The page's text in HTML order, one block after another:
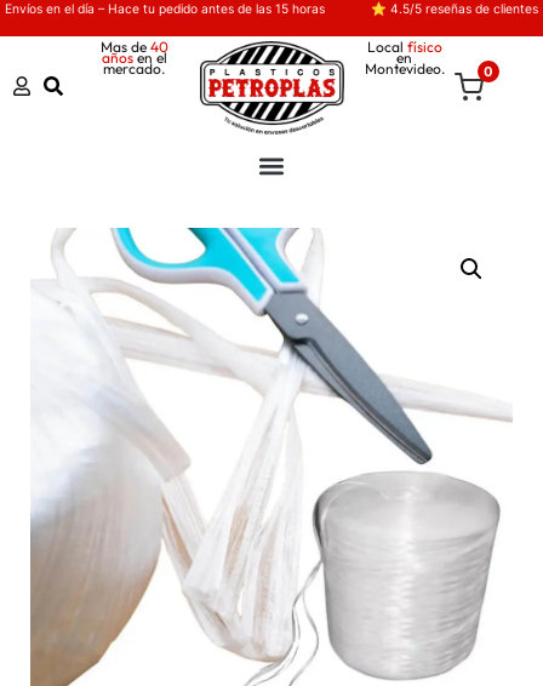
Envíos en el día – Hace tu pedido antes de las 15 horas ⭐ 4.5/5 reseñas de clientes
Mas de 40
añosen el
mercado.
Local físico
en
Montevideo. 0